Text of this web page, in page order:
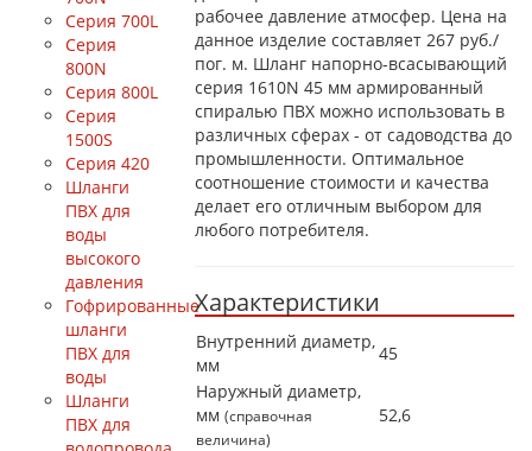
Серия 700L
Серия
800N
Серия 800L
Серия
1500S
Серия 420
Шланги
ПВХ для
воды
высокого
давления
Гофрированные
шланги
ПВХ для
воды
Шланги
ПВХ для
рабочее давление атмосфер. Цена на
данное изделие составляет 267 руб./
пог. м. Шланг напорно-всасывающий
серия 1610N 45 мм армированный
спиралью ПВХ можно использовать в
различных сферах - от садоводства до
промышленности. Оптимальное
соотношение стоимости и качества
делает его отличным выбором для
любого потребителя.
Характеристики
Внутренний диаметр,
мм
45
Наружный диаметр,
мм(справочная
величина)
52,6